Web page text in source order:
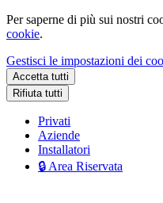
Per saperne di più sui nostri
cookie.
Gestisci le impostazioni dei
Accetta tutti
Rifiuta tutti
Privati
Aziende
Installatori
🔒 Area Riservata